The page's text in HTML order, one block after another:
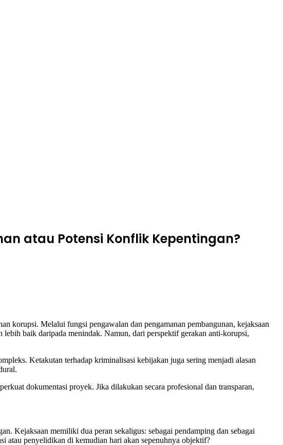
atau Potensi Konflik Kepentingan?
korupsi. Melalui fungsi pengawalan dan pengamanan pembangunan, kejaksaan
baik daripada menindak. Namun, dari perspektif gerakan anti-korupsi,
Ketakutan terhadap kriminalisasi kebijakan juga sering menjadi alasan
dokumentasi proyek. Jika dilakukan secara profesional dan transparan,
Kejaksaan memiliki dua peran sekaligus: sebagai pendamping dan sebagai
atau penyelidikan di kemudian hari akan sepenuhnya objektif?